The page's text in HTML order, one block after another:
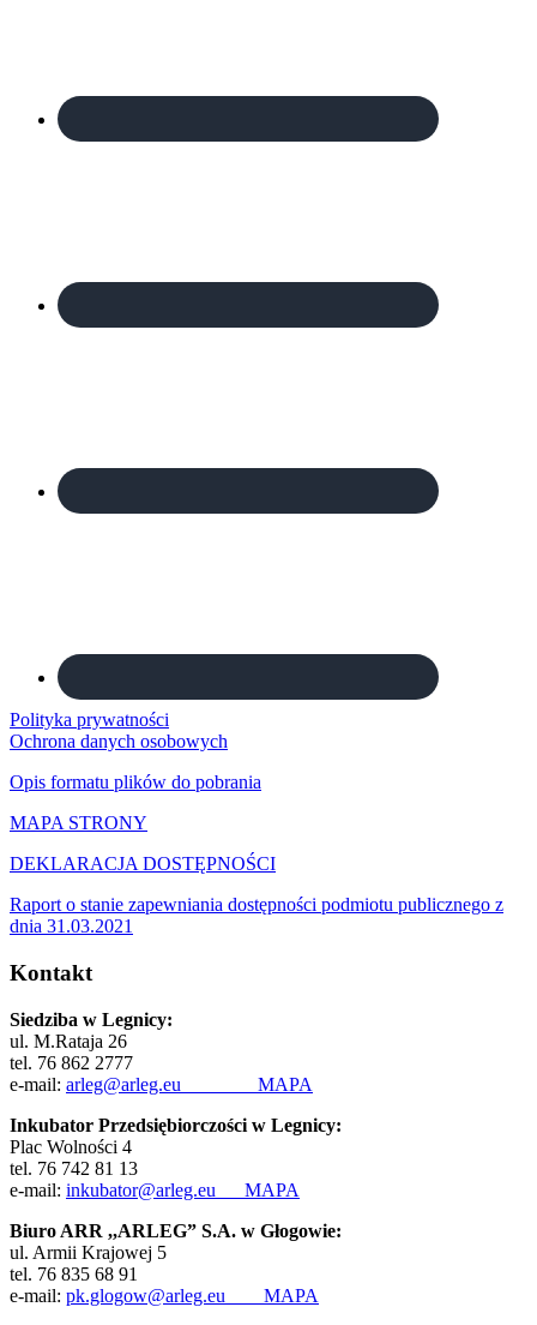
Polityka prywatności
Ochrona danych osobowych
Opis formatu plików do pobrania
MAPA STRONY
DEKLARACJA DOSTĘPNOŚCI
Raport o stanie zapewniania dostępności podmiotu publicznego z
dnia 31.03.2021
Kontakt
Siedziba w Legnicy:
ul. M.Rataja 26
tel. 76 862 2777
e-mail: arleg@arleg.eu MAPA
Inkubator Przedsiębiorczości w Legnicy:
Plac Wolności 4
tel. 76 742 81 13
e-mail: inkubator@arleg.eu MAPA
Biuro ARR ,,ARLEG” S.A. w Głogowie:
ul. Armii Krajowej 5
tel. 76 835 68 91
e-mail: pk.glogow@arleg.eu MAPA